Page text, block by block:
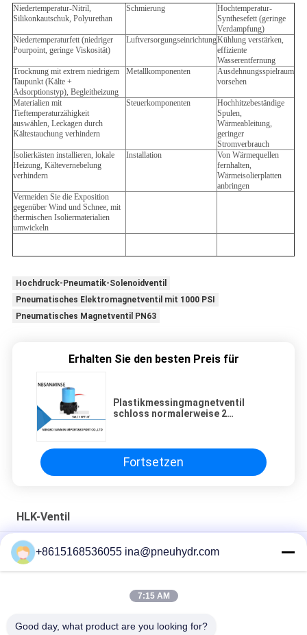
Niedertemperatur-Nitril,
Silikonkautschuk, Polyurethan
Schmierung
Hochtemperatur-
Synthesefett (geringe
Verdampfung)
Niedertemperaturfett (niedriger
Pourpoint, geringe Viskosität)
LuftversorgungseinrichtungKühlung verstärken,
effiziente
Wasserentfernung
Trocknung mit extrem niedrigem
Taupunkt (Kälte +
Adsorptionstyp), Begleitheizung
Metallkomponenten
Ausdehnungsspielraum
vorsehen
Materialien mit
Tieftemperaturzähigkeit
auswählen, Leckagen durch
Kältestauchung verhindern
Steuerkomponenten
Hochhitzebeständige
Spulen,
Wärmeableitung,
geringer
Stromverbrauch
Isolierkästen installieren, lokale
Heizung, Kältevernebelung
verhindern
Installation
Von Wärmequellen
fernhalten,
Wärmeisolierplatten
anbringen
Vermeiden Sie die Exposition
gegenüber Wind und Schnee, mit
thermischen Isoliermaterialien
umwickeln
Hochdruck-Pneumatik-Solenoidventil
Pneumatisches Elektromagnetventil mit 1000 PSI
Pneumatisches Magnetventil PN63
Erhalten Sie den besten Preis für
Plastikmessingmagnetventil
schloss normalerweise 2
Fortsetzen
HLK-Ventil
DA22F Kryogene Sicherheitsventil aus Edelstahl 65bar
DA22F-25/40P ((C) V Kryogenes Sicherheitsventil
Hoher gegenwärtiger Kompressor-Druckschalter
+8615168536055 ina@pneuhydr.com
7:15 AM
Good day, what product are you looking for?